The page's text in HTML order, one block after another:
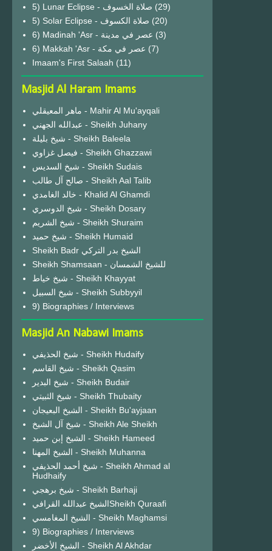
5) Lunar Eclipse - صلاة الخسوف (29)
(20)
6) Madinah 'Asr - عصر في مدينة (3)
6) Makkah 'Asr - عصر في مكة (7)
Imaam's First Salaah (11)
Masjid Al Haram Imams
ماهر المعيقلي - Mahir Al Mu'ayqali
عبدالله الجهني - Sheikh Juhany
شيخ بليلة - Sheikh Baleela
فيصل غزاوي - Sheikh Ghazzawi
شيخ السديس - Sheikh Sudais
صالح آل طالب - Sheikh Aal Talib
خالد الغامدي - Khalid Al Ghamdi
شيخ الدوسري - Sheikh Dosary
شيخ الشريم - Sheikh Shuraim
شيخ حميد - Sheikh Humaid
Sheikh Badr الشيخ بدر التركي
Sheikh Shamsaan - للشيخ الشمسان
شيخ خياط - Sheikh Khayyat
شيخ السبيل - Sheikh Subbyyil
9) Biographies / Interviews
Masjid An Nabawi Imams
شيخ الحذيفي - Sheikh Hudaify
شيخ القاسم - Sheikh Qasim
شيخ البدير - Sheikh Budair
شيخ الثبيتي - Sheikh Thubaity
الشيخ البعيجان - Sheikh Bu'ayjaan
شيخ آل الشيخ - Sheikh Ale Sheikh
الشيخ إبن حميد - Sheikh Hameed
الشيخ المهنا - Sheikh Muhanna
شيخ أحمد الحذيفي - Sheikh Ahmad al
Hudhaify
شيخ برهجي - Sheikh Barhaji
الشيخ عبدالله القرافيSheikh Quraafi
الشيخ المغامسي - Sheikh Maghamsi
9) Biographies / Interviews
الشيخ الأخضر - Sheikh Al Akhdar